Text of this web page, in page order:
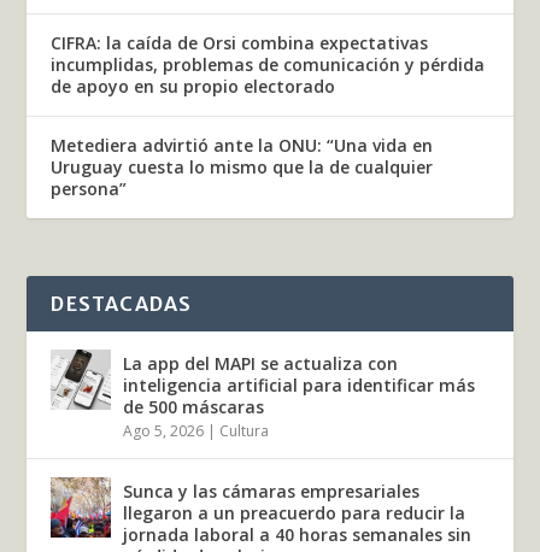
CIFRA: la caída de Orsi combina expectativas
incumplidas, problemas de comunicación y pérdida
de apoyo en su propio electorado
Metediera advirtió ante la ONU: “Una vida en
Uruguay cuesta lo mismo que la de cualquier
persona”
DESTACADAS
La app del MAPI se actualiza con
inteligencia artificial para identificar más
de 500 máscaras
Ago 5, 2026 | Cultura
Sunca y las cámaras empresariales
llegaron a un preacuerdo para reducir la
jornada laboral a 40 horas semanales sin